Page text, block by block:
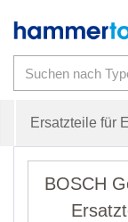
Ersatzteile für
BOSCH